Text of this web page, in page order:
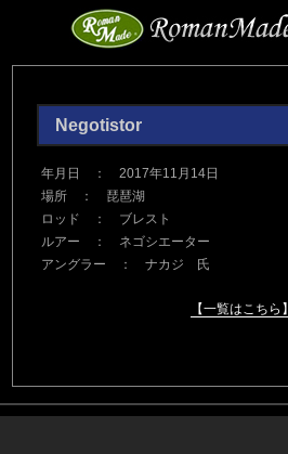
Negotistor
年月日 ： 2017年11月14日
場所 ： 琵琶湖
ロッド ： ブレスト
ルアー ： ネゴシエーター
アングラー ： ナカジ 氏
【一覧はこちら】